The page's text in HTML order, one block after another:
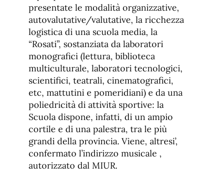
presentate le modalità organizzative,
autovalutative/valutative, la ricchezza
logistica di una scuola media, la
“Rosati”, sostanziata da laboratori
monografici (lettura, biblioteca
multiculturale, laboratori tecnologici,
scientifici, teatrali, cinematografici,
etc, mattutini e pomeridiani) e da una
poliedricità di attività sportive: la
Scuola dispone, infatti, di un ampio
cortile e di una palestra, tra le più
grandi della provincia. Viene, altresi’,
confermato l’indirizzo musicale ,
autorizzato dal MIUR.